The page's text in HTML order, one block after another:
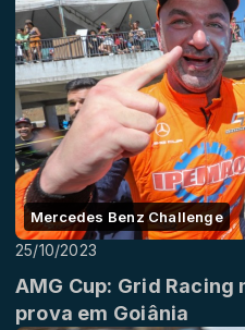
Mercedes Benz Challenge
25/10/2023
AMG Cup: Grid
prova em Goiânia